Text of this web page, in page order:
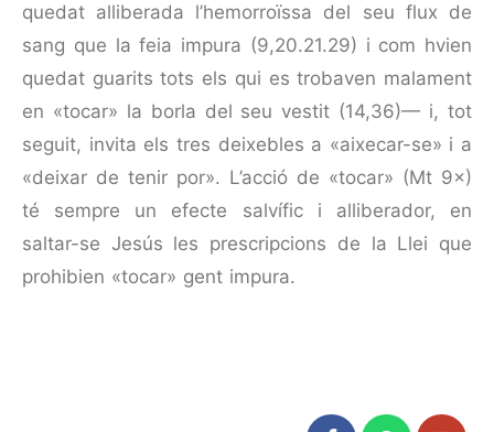
quedat alliberada l’hemorroïssa del seu flux de
sang que la feia impura (9,20.21.29) i com hvien
quedat guarits tots els qui es trobaven malament
en «tocar» la borla del seu vestit (14,36)— i, tot
seguit, invita els tres deixebles a «aixecar-se» i a
«deixar de tenir por». L’acció de «tocar» (Mt 9×)
té sempre un efecte salvífic i alliberador, en
saltar-se Jesús les prescripcions de la Llei que
prohibien «tocar» gent impura.